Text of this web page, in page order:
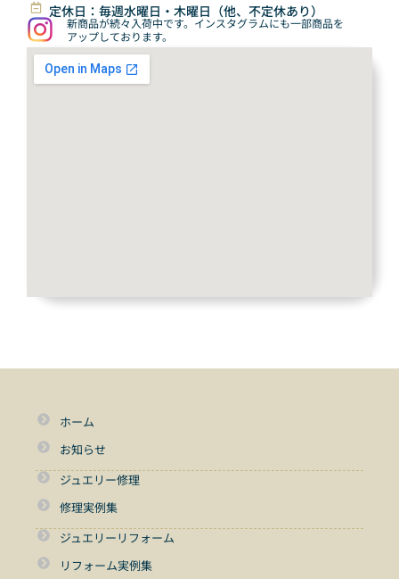
定休日：毎週水曜日・木曜日（他、不定休あり）
新商品が続々入荷中です。インスタグラムにも一部商品を
アップしております。
ホーム
お知らせ
ジュエリー修理
修理実例集
ジュエリーリフォーム
リフォーム実例集